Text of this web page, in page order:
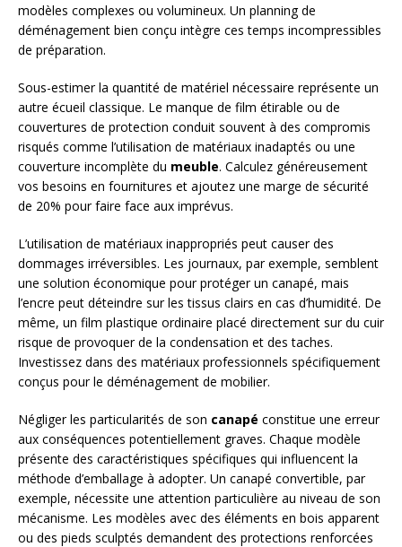
modèles complexes ou volumineux. Un planning de
déménagement bien conçu intègre ces temps incompressibles
de préparation.
Sous-estimer la quantité de matériel nécessaire représente un
autre écueil classique. Le manque de film étirable ou de
couvertures de protection conduit souvent à des compromis
risqués comme l’utilisation de matériaux inadaptés ou une
couverture incomplète du meuble. Calculez généreusement
vos besoins en fournitures et ajoutez une marge de sécurité
de 20% pour faire face aux imprévus.
L’utilisation de matériaux inappropriés peut causer des
dommages irréversibles. Les journaux, par exemple, semblent
une solution économique pour protéger un canapé, mais
l’encre peut déteindre sur les tissus clairs en cas d’humidité. De
même, un film plastique ordinaire placé directement sur du cuir
risque de provoquer de la condensation et des taches.
Investissez dans des matériaux professionnels spécifiquement
conçus pour le déménagement de mobilier.
Négliger les particularités de son canapé constitue une erreur
aux conséquences potentiellement graves. Chaque modèle
présente des caractéristiques spécifiques qui influencent la
méthode d’emballage à adopter. Un canapé convertible, par
exemple, nécessite une attention particulière au niveau de son
mécanisme. Les modèles avec des éléments en bois apparent
ou des pieds sculptés demandent des protections renforcées